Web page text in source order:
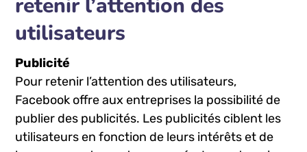
1. ⁢Utiliser Facebook pour
retenir l’attention des
⁢utilisateurs
Publicité
Pour retenir l’attention des utilisateurs,
⁢Facebook offre aux ⁣entreprises la possibilité de